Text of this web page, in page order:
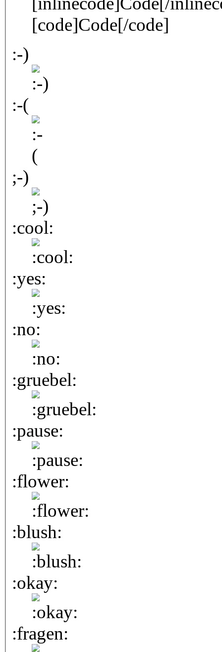
[code]Code[/code]
:-)
:-(
;-)
:cool:
:yes:
:no:
:gruebel:
:pause:
:flower:
:blush:
:okay:
:fragen: